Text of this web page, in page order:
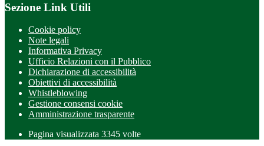
Sezione Link Utili
Cookie policy
Note legali
Informativa Privacy
Ufficio Relazioni con il Pubblico
Dichiarazione di accessibilità
Obiettivi di accessibilità
Whistleblowing
Gestione consensi cookie
Amministrazione trasparente
Pagina visualizzata 3345 volte